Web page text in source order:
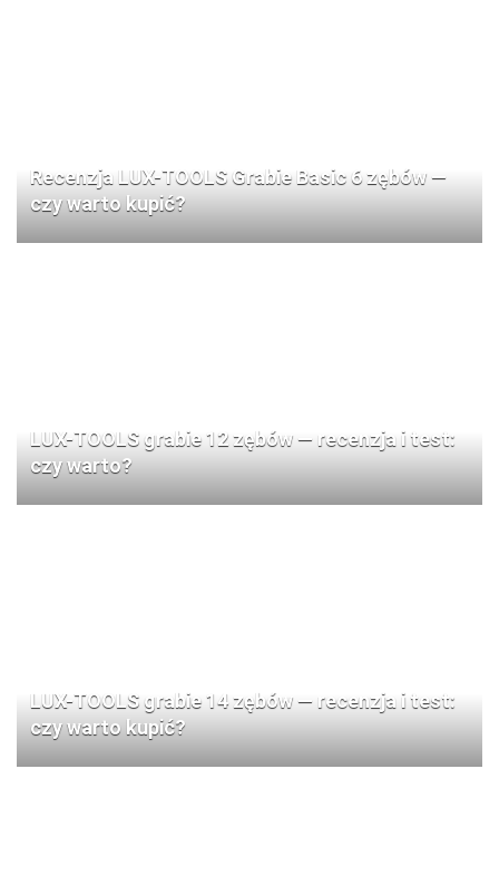
Recenzja LUX-TOOLS Grabie Basic 6 zębów —
czy warto kupić?
LUX-TOOLS grabie 12 zębów — recenzja i test:
czy warto?
LUX-TOOLS grabie 14 zębów — recenzja i test:
czy warto kupić?